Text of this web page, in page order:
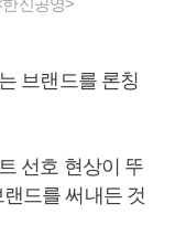
브랜드를 론칭
선호 현상이 뚜
드를 써내든 것